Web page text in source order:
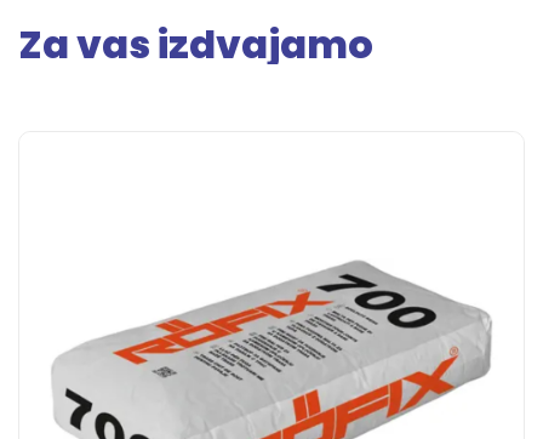
Za vas izdvajamo